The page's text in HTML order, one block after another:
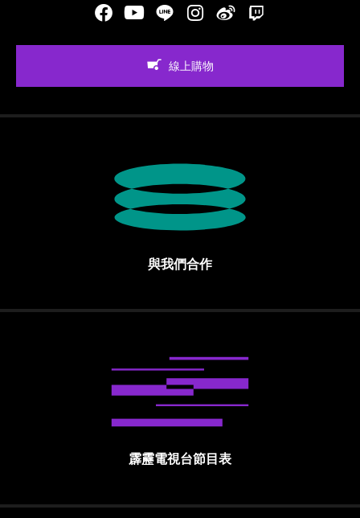
FacebookYoutubeLINE Instgram新浪微博
線上購物
與我們合作
霹靂電視台節目表